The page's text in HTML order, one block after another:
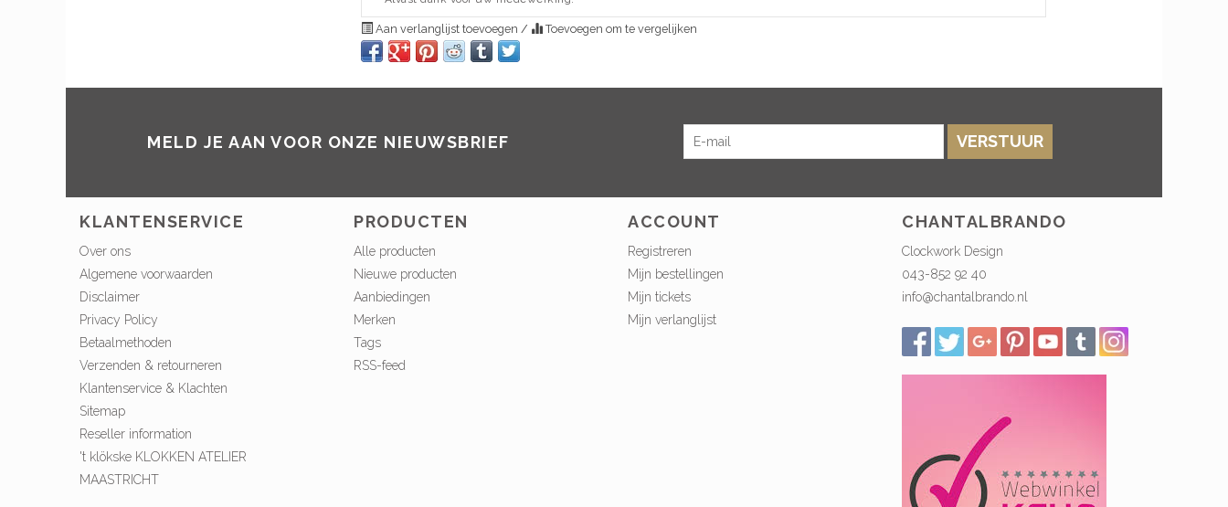
Aan verlanglijst toevoegen / Toevoegen om te vergelijken
MELD JE AAN VOOR ONZE NIEUWSBRIEF VERSTUUR
KLANTENSERVICE
Over ons
Algemene voorwaarden
Disclaimer
Privacy Policy
Betaalmethoden
Verzenden & retourneren
Klantenservice & Klachten
Sitemap
Reseller information
't klökske KLOKKEN ATELIER
MAASTRICHT
PRODUCTEN
Alle producten
Nieuwe producten
Aanbiedingen
Merken
Tags
RSS-feed
ACCOUNT
Registreren
Mijn bestellingen
Mijn tickets
Mijn verlanglijst
CHANTALBRANDO
Clockwork Design
043-852 92 40
info@chantalbrando.nl